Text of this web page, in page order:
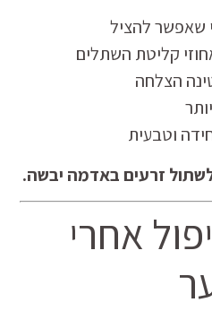
שאפשר להציל
קליטת השתלים
הצלחה
וטבעית
זרעים באדמה יבשה.
אחרי